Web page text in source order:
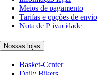
Meios de pagamento
Tarifas e opções de envio
Nota de Privacidade
Nossas lojas
Basket-Center
Daily Bikers